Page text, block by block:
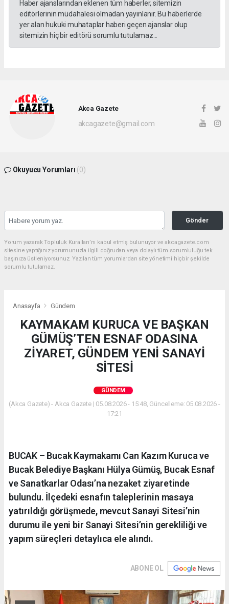
Haber ajanslarından eklenen tüm haberler, sitemizin
editörlerinin müdahalesi olmadan yayınlanır. Bu haberlerde
yer alan hukuki muhataplar haberi geçen ajanslar olup
sitemizin hiç bir editörü sorumlu tutulamaz...
Akca Gazete
akcagazete@gmail.com
Okuyucu Yorumları (0)
Gönder
Yorum yazarak Topluluk Kuralları’nı kabul etmiş bulunuyor ve akcagazete.com
sitesine yaptığınız yorumunuzla ilgili doğrudan veya dolaylı tüm sorumluluğu tek
başınıza üstleniyorsunuz. Yazılan tüm yorumlardan site yönetimi hiçbir şekilde
sorumlu tutulamaz.
Anasayfa Gündem
KAYMAKAM KURUCA VE BAŞKAN
GÜMÜŞ’TEN ESNAF ODASINA
ZİYARET, GÜNDEM YENİ SANAYİ
SİTESİ
GÜNDEM
(Akca Gazete) - Akca Gazete | 05.08.2026 - 15:48, Güncelleme: 05.08.2026 -
17:21
BUCAK – Bucak Kaymakamı Can Kazım Kuruca ve
Bucak Belediye Başkanı Hülya Gümüş, Bucak Esnaf
ve Sanatkarlar Odası’na nezaket ziyaretinde
bulundu. İlçedeki esnafın taleplerinin masaya
yatırıldığı görüşmede, mevcut Sanayi Sitesi’nin
durumu ile yeni bir Sanayi Sitesi’nin gerekliliği ve
yapım süreçleri detaylıca ele alındı.
ABONE OL